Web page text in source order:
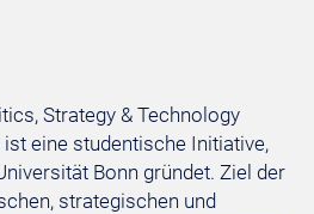
Strategy & Technology
eine studentische Initiative,
Bonn gründet. Ziel der
strategischen und